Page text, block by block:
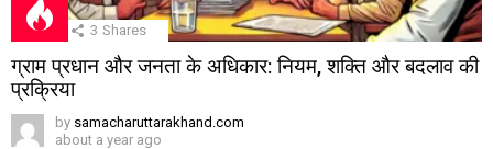
3 Shares
ग्राम प्रधान और जनता के अधिकार: नियम, शक्ति और बदलाव की
प्रक्रिया
by samacharuttarakhand.com
about a year ago